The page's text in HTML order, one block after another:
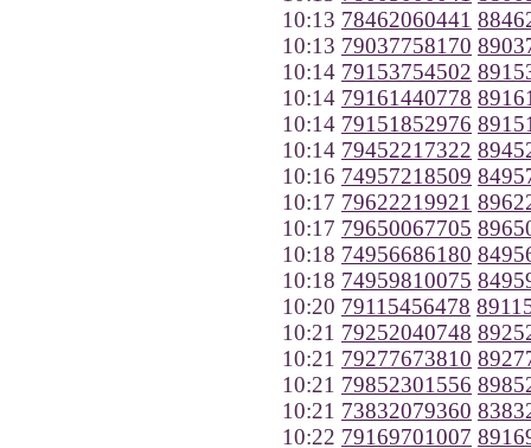
10:13 78462060441
10:13 79037758170
10:14 79153754502
10:14 79161440778
10:14 79151852976
10:14 79452217322
10:16 74957218509
10:17 79622219921
10:17 79650067705
10:18 74956686180
10:18 74959810075
10:20 79115456478
10:21 79252040748
10:21 79277673810
10:21 79852301556
10:21 73832079360
10:22 79169701007